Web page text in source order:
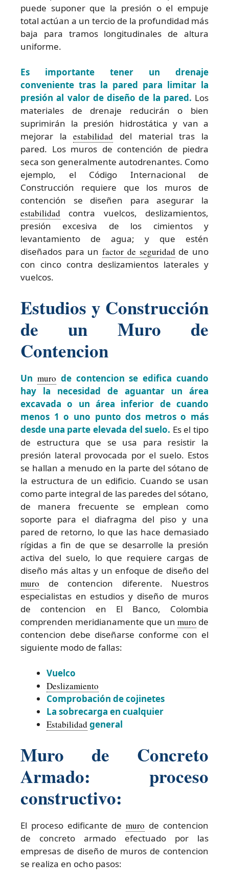
puede suponer que la presión o el empuje
total actúan a un tercio de la profundidad más
baja para tramos longitudinales de altura
uniforme.
Es importante tener un drenaje
conveniente tras la pared para limitar la
presión al valor de diseño de la pared. Los
materiales de drenaje reducirán o bien
suprimirán la presión hidrostática y van a
mejorar laestabilidad del material tras la
pared. Los muros de contención de piedra
seca son generalmente autodrenantes. Como
ejemplo, el Código Internacional de
Construcción requiere que los muros de
contención se diseñen para asegurar la
estabilidad contra vuelcos, deslizamientos,
presión excesiva de los cimientos y
levantamiento de agua; y que estén
diseñados para unfactor de seguridad de uno
con cinco contra deslizamientos laterales y
vuelcos.
Estudios y Construcción
de un Muro de
Contencion
Un muro de contencion se edifica cuando
hay la necesidad de aguantar un área
excavada o un área inferior de cuando
menos 1 o uno punto dos metros o más
desde una parte elevada del suelo. Es el tipo
de estructura que se usa para resistir la
presión lateral provocada por el suelo. Estos
se hallan a menudo en la parte del sótano de
la estructura de un edificio. Cuando se usan
como parte integral de las paredes del sótano,
de manera frecuente se emplean como
soporte para el diafragma del piso y una
pared de retorno, lo que las hace demasiado
rígidas a fin de que se desarrolle la presión
activa del suelo, lo que requiere cargas de
diseño más altas y un enfoque de diseño del
muro de contencion diferente. Nuestros
especialistas en estudios y diseño de muros
de contencion en El Banco, Colombia
comprenden meridianamente que un muro de
contencion debe diseñarse conforme con el
siguiente modo de fallas:
Vuelco
Deslizamiento
Comprobación de cojinetes
La sobrecarga en cualquier
Estabilidad general
Muro de Concreto
Armado: proceso
constructivo:
El proceso edificante demuro de contencion
de concreto armado efectuado por las
empresas de diseño de muros de contencion
se realiza en ocho pasos: